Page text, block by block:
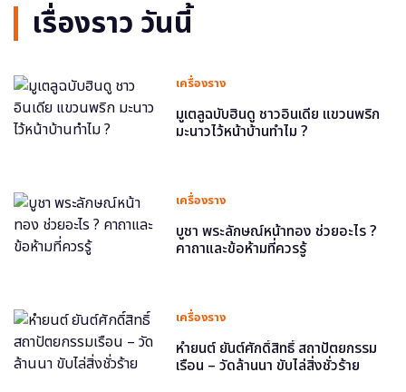
เรื่องราว วันนี้
เครื่องราง
มูเตลูฉบับฮินดู ชาวอินเดีย แขวนพริก
มะนาวไว้หน้าบ้านทำไม ?
เครื่องราง
บูชา พระลักษณ์หน้าทอง ช่วยอะไร ?
คาถาและข้อห้ามที่ควรรู้
เครื่องราง
หำยนต์ ยันต์ศักดิ์สิทธิ์ สถาปัตยกรรม
เรือน – วัดล้านนา ขับไล่สิ่งชั่วร้าย